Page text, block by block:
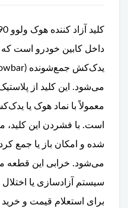
داخل کابین خودرو است که
می‌شود. این کلید از
معمولاً با نماد هوک یا
است. با فشردن این کلید،
شده و امکان باز یا جمع
می‌شود. خرابی این قطعه
سیستم آزادسازی یا
برای استعلام قیمت و خرید